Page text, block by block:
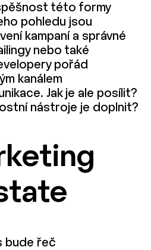
této formy
pohledu jsou
kampaní a správné
nebo také
pořád
kanálem
Jak je ale posílit?
nástroje je doplnit?
bude řeč